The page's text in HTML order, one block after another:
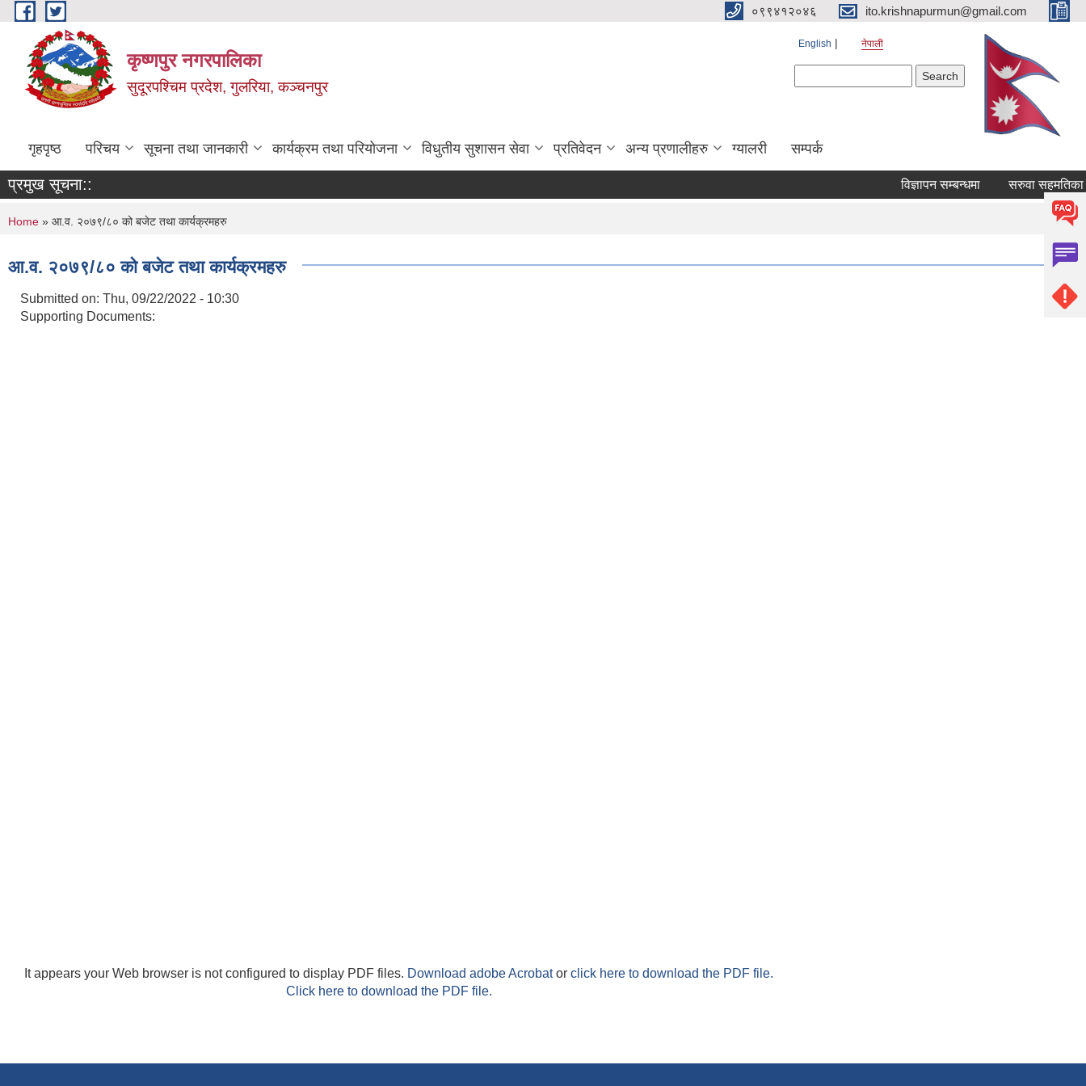
Skip to main content ०९९४१२०४६ ito.krishnapurmun@gmail.com
कृष्णपुर नगरपालिका
सुदूरपश्चिम प्रदेश, गुलरिया, कञ्चनपुर
English नेपाली
गृहपृष्ठ परिचय सूचना तथा जानकारी कार्यक्रम तथा परियोजना विधुतीय सुशासन सेवा प्रतिवेदन अन्य प्रणालीहरु ग्यालरी सम्पर्क
प्रमुख सूचना:: विज्ञापन सम्बन्धमा सरुवा सहमतिका
You are here
Home » आ.व. २०७९/८० को बजेट तथा कार्यक्रमहरु
आ.व. २०७९/८० को बजेट तथा कार्यक्रमहरु
Submitted on: Thu, 09/22/2022 - 10:30
Supporting Documents:
It appears your Web browser is not configured to display PDF files. Download adobe Acrobator click here to download the PDF file.
Click here to download the PDF file.